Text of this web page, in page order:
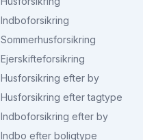
Indboforsikring
Sommerhusforsikring
Ejerskifteforsikring
Husforsikring efter by
Husforsikring efter tagtype
Indboforsikring efter by
Indbo efter boligtype